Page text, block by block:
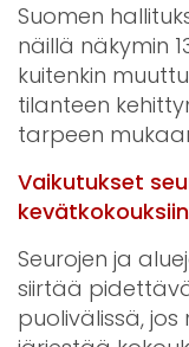
Suomen
näillä näkymin
kuitenkin
tilanteen
tarpeen
Vaikutukset
kevätkokouksiin
Seurojen ja
siirtää
puolivälissä,